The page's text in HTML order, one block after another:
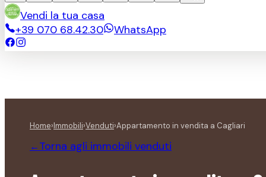
Vendi la tua casa
+39 070 68.42.30
WhatsApp
Home›Immobili›Venduti›Appartamento in vendita a Cagliari
←Torna agli immobili venduti